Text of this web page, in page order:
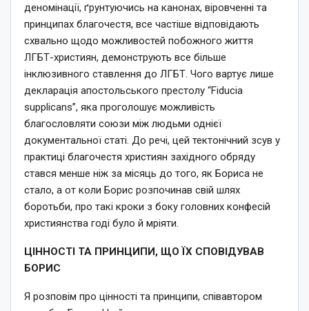
деномінації, ґрунтуючись на канонах, віровченні та
принципах благочестя, все частіше відповідають
схвально щодо можливостей побожного життя
ЛГБТ-християн, демонструють все більше
інклюзивного ставлення до ЛГБТ. Чого вартує лише
декларація апостольського престолу “Fiducia
supplicans”, яка проголошує можливість
благословляти союзи між людьми однієї
документальної статі. До речі, цей тектонічний зсув у
практиці благочестя християн західного обряду
стався менше ніж за місяць до того, як Бориса не
стало, а от коли Борис розпочинав свій шлях
боротьби, про такі кроки з боку головних конфесій
християнства годі було й мріяти.
ЦІННОСТІ ТА ПРИНЦИПИ, ЩО ЇХ СПОВІДУВАВ
БОРИС
Я розповім про цінності та принципи, співавтором